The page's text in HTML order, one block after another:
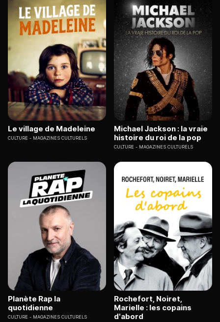
Le village de Madeleine
CULTURE MAGAZINES CULTURELS
Michael Jackson : la vraie
histoire du roi de la pop
CULTURE MAGAZINES CULTURELS
Planète Rap la
quotidienne
CULTURE MAGAZINES CULTURELS
Rochefort, Noiret,
Marielle : les copains
d'abord